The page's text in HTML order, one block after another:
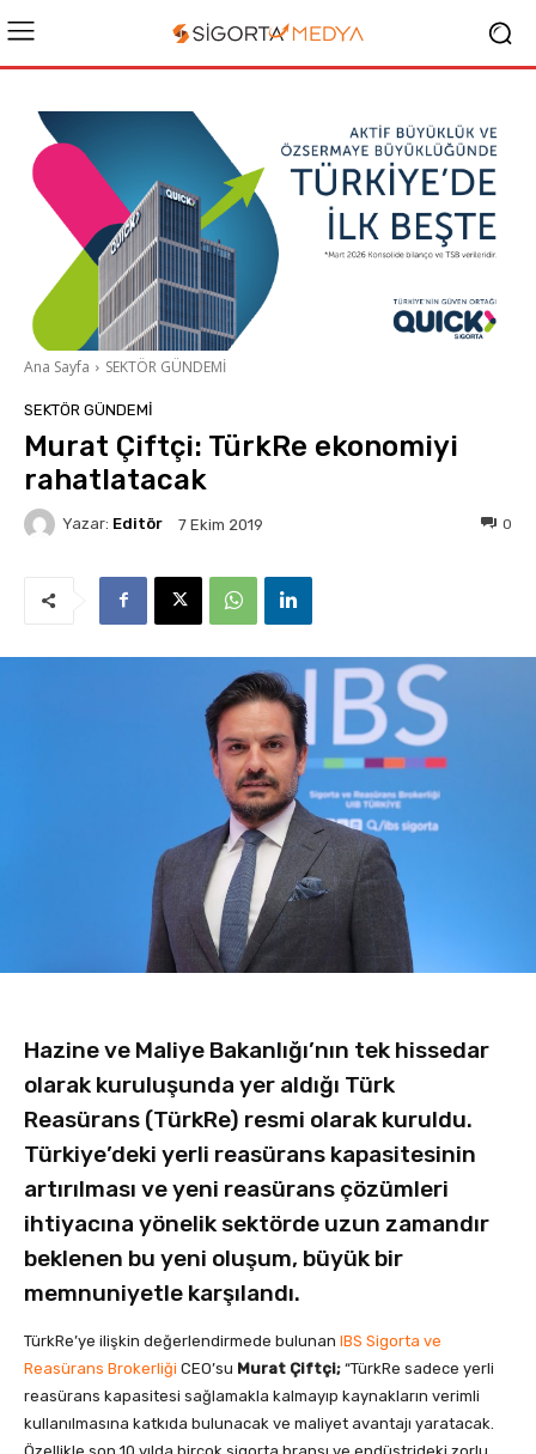
Ana Sayfa SEKTÖR GÜNDEMİ
SEKTÖR GÜNDEMİ
Murat Çiftçi: TürkRe ekonomiyi
rahatlatacak
Yazar: Editör 7 Ekim 2019 0
Hazine ve Maliye Bakanlığı’nın tek hissedar
olarak kuruluşunda yer aldığı Türk
Reasürans (TürkRe) resmi olarak kuruldu.
Türkiye’deki yerli reasürans kapasitesinin
artırılması ve yeni reasürans çözümleri
ihtiyacına yönelik sektörde uzun zamandır
beklenen bu yeni oluşum, büyük bir
memnuniyetle karşılandı.
TürkRe’ye ilişkin değerlendirmede bulunan IBS Sigorta ve
Reasürans Brokerliği CEO’su Murat Çiftçi; “TürkRe sadece yerli
reasürans kapasitesi sağlamakla kalmayıp kaynakların verimli
kullanılmasına katkıda bulunacak ve maliyet avantajı yaratacak.